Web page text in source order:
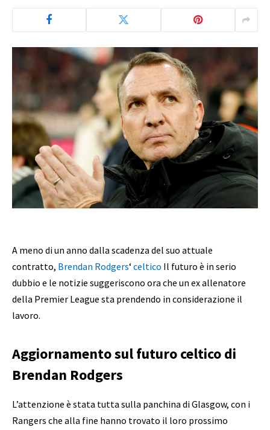
A meno di un anno dalla scadenza del suo attuale
contratto, Brendan Rodgers‘ celtico Il futuro è in serio
dubbio e le notizie suggeriscono ora che un ex allenatore
della Premier League sta prendendo in considerazione il
lavoro.
Aggiornamento sul futuro celtico di
Brendan Rodgers
L’attenzione è stata tutta sulla panchina di Glasgow, con i
Rangers che alla fine hanno trovato il loro prossimo